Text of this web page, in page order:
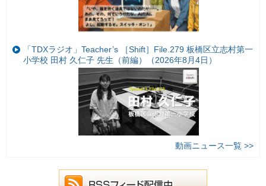
「TDXラジオ」Teacher’s ［Shift］File.279 板橋区立志村第一
小学校 田村 久仁子 先生（前編）（2026年8月4日）
動画ニュース一覧 >>